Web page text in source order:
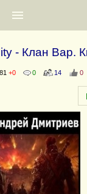
- Клан Вар.
+0 0 14 0